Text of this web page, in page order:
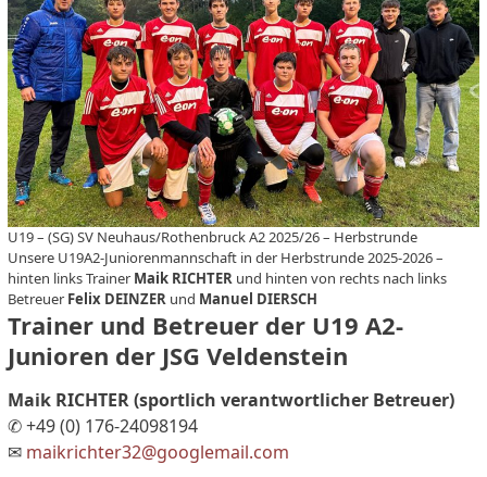
U19 – (SG) SV Neuhaus/Rothenbruck A2 2025/26 – Herbstrunde
Unsere U19A2-Juniorenmannschaft in der Herbstrunde 2025-2026 –
hinten links Trainer Maik RICHTERund hinten von rechts nach links
Betreuer Felix DEINZER und Manuel DIERSCH
Trainer und Betreuer der U19 A2-
Junioren der JSG Veldenstein
Maik RICHTER (sportlich verantwortlicher Betreuer)
✆ +49 (0) 176-24098194
✉ maikrichter32@googlemail.com